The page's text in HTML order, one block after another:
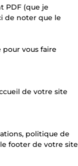
PDF (que je
de noter que le
vous faire
de votre site
politique de
footer de votre site